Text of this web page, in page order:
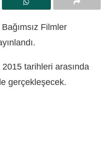
Filmler
tarihleri arasında
gerçekleşecek.